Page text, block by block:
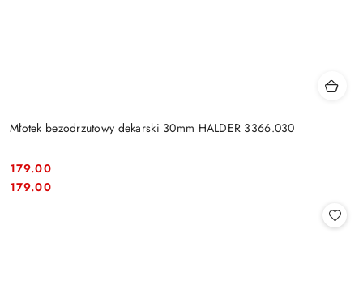
Młotek bezodrzutowy dekarski 30mm HALDER 3366.030
Cena:
179.00
Cena:
179.00